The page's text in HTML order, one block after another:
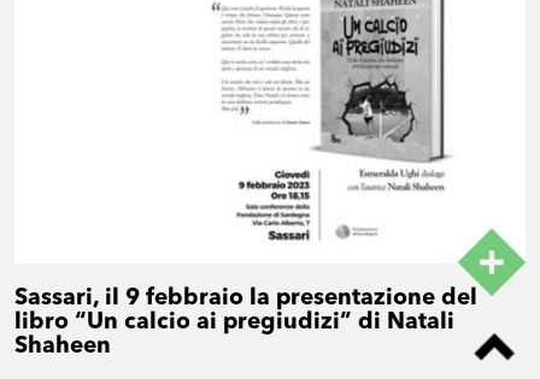
Sassari, il 9 febbraio la presentazione del
libro “Un calcio ai pregiudizi” di Natali
Shaheen